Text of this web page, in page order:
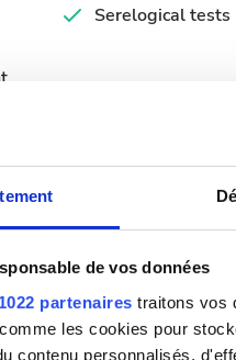
de vos données
partenaires traitons vos
les cookies pour
contenu personnalisés,
Serelogical tests
disponibles